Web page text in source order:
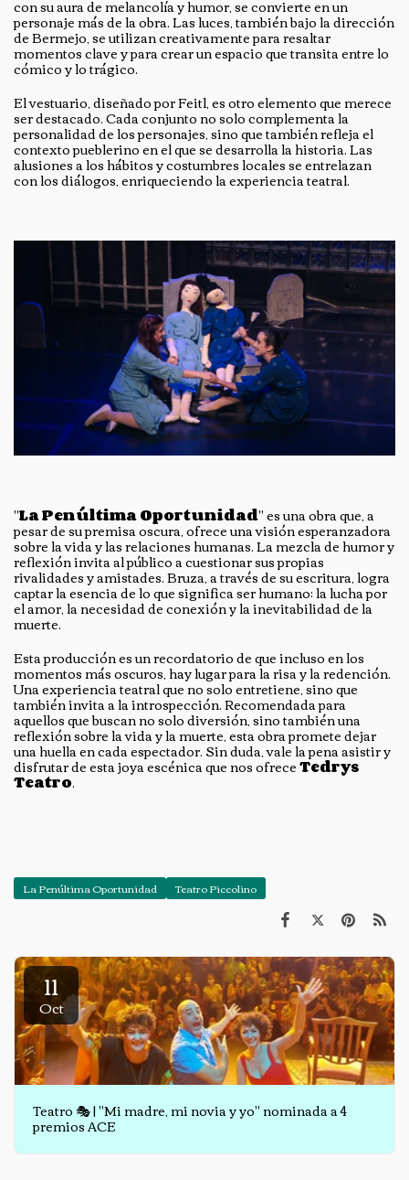
con su aura de melancolía y humor, se convierte en un
personaje más de la obra. Las luces, también bajo la dirección
de Bermejo, se utilizan creativamente para resaltar
momentos clave y para crear un espacio que transita entre lo
cómico y lo trágico.
El vestuario, diseñado por Feitl, es otro elemento que merece
ser destacado. Cada conjunto no solo complementa la
personalidad de los personajes, sino que también refleja el
contexto pueblerino en el que se desarrolla la historia. Las
alusiones a los hábitos y costumbres locales se entrelazan
con los diálogos, enriqueciendo la experiencia teatral.
"La Penúltima Oportunidad" es una obra que, a
pesar de su premisa oscura, ofrece una visión esperanzadora
sobre la vida y las relaciones humanas. La mezcla de humor y
reflexión invita al público a cuestionar sus propias
rivalidades y amistades. Bruza, a través de su escritura, logra
captar la esencia de lo que significa ser humano: la lucha por
el amor, la necesidad de conexión y la inevitabilidad de la
muerte.
Esta producción es un recordatorio de que incluso en los
momentos más oscuros, hay lugar para la risa y la redención.
Una experiencia teatral que no solo entretiene, sino que
también invita a la introspección. Recomendada para
aquellos que buscan no solo diversión, sino también una
reflexión sobre la vida y la muerte, esta obra promete dejar
una huella en cada espectador. Sin duda, vale la pena asistir y
disfrutar de esta joya escénica que nos ofreceTedrys
Teatro.
La Penúltima Oportunidad Teatro Piccolino
11
Oct
Teatro 🎭 | "Mi madre, mi novia y yo" nominada a 4
premios ACE